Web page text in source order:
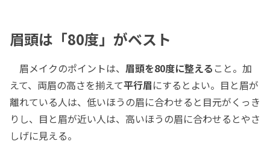
眉頭は「80度」がベスト
眉メイクのポイントは、 眉頭を80度に整える こと。加
えて、両眉の高さを揃えて平行眉にするとよい。目と眉が
離れている人は、低いほうの眉に合わせると目元がくっき
りし、目と眉が近い人は、高いほうの眉に合わせるとやさ
しげに見える。